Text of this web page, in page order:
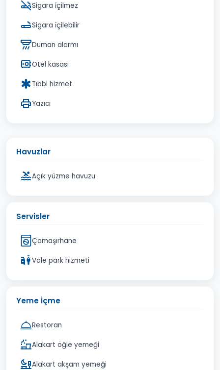
Sigara i̇çilmez
Sigara i̇çilebilir
Duman alarmı
Otel kasası
Tıbbi hizmet
Yazıcı
Havuzlar
Açık yüzme havuzu
Servisler
Çamaşırhane
Vale park hizmeti
Yeme İçme
Restoran
Alakart öğle yemeği
Alakart akşam yemeği